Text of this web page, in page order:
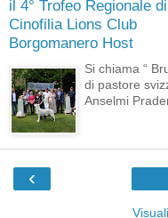
il 4° Trofeo Regionale di
Cinofilia Lions Club
Borgomanero Host
Si chiama “
di pastore
Anselmi
‹